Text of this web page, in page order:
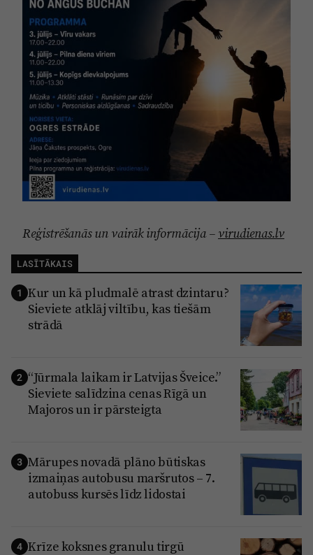
Reģistrēšanās un vairāk informācija – virudienas.lv
LASĪTĀKAIS
1 Kur un kā pludmalē atrast dzintaru?
Sieviete atklāj viltību, kas tiešām
strādā
2 “Jūrmala laikam ir Latvijas Šveice.”
Sieviete salīdzina cenas Rīgā un
Majoros un ir pārsteigta
3 Mārupes novadā plāno būtiskas
izmaiņas autobusu maršrutos – 7.
autobuss kursēs līdz lidostai
4 Krīze koksnes granulu tirgū